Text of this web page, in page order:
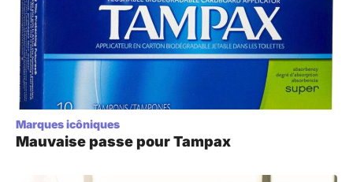
Marques icôniques
Mauvaise passe pour Tampax